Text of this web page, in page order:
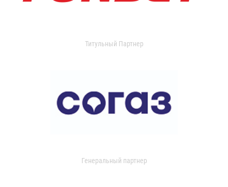
Титульный Партнер
Генеральный партнер